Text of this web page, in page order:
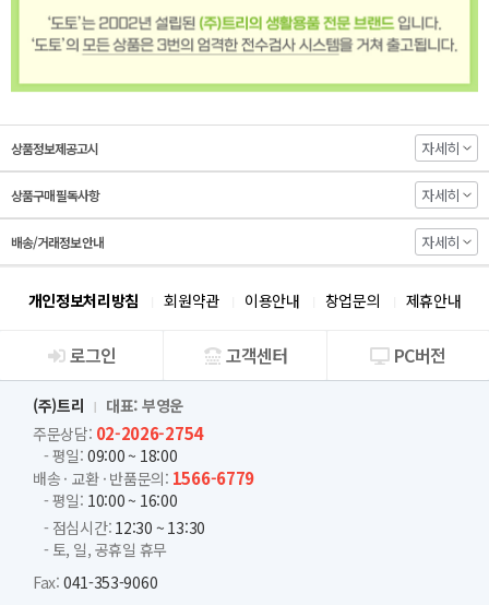
상품정보제공고시 자세히
상품구매 필독사항 자세히
배송/거래정보 안내 자세히
개인정보처리방침 회원약관 이용안내 창업문의 제휴안내
회사소개
로그인 고객센터 PC버전
(주)트리
대표: 부영운
주문상담: 02-2026-2754
- 평일: 09:00 ~ 18:00
배송 · 교환 · 반품문의: 1566-6779
- 평일: 10:00 ~ 16:00
- 점심시간: 12:30 ~ 13:30
- 토, 일, 공휴일 휴무
Fax: 041-353-9060